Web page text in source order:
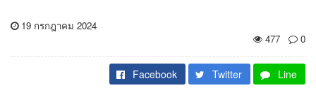
19 กรกฎาคม 2024
477
0
Facebook Twitter Line